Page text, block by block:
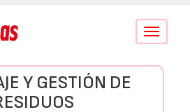
Conmutar
Y GESTIÓN DE